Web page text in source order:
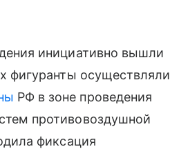
инициативно вышли
фигуранты осуществляли
РФ в зоне проведения
противовоздушной
фиксация